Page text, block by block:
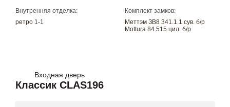
Внутренняя отделка:
ретро 1-1
Комплект замков:
Меттэм ЗВ8 341.1.1 сув. б/р
Mottura 84.515 цил. б/р
Входная дверь
Классик CLAS196